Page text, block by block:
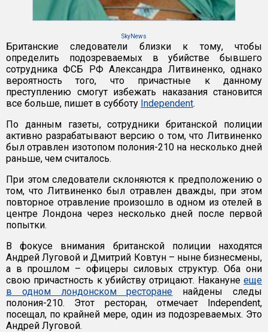
SkyNews
Британские следователи близки к тому, чтобы
определить подозреваемых в убийстве бывшего
сотрудника ФСБ РФ Александра Литвиненко, однако
вероятность того, что причастные к данному
преступлению смогут избежать наказания становится
все больше, пишет в субботу Independent.
По данным газеты, сотрудники британской полиции
активно разрабатывают версию о том, что Литвиненко
был отравлен изотопом полония-210 на несколько дней
раньше, чем считалось.
При этом следователи склоняются к предположению о
том, что Литвиненко был отравлен дважды, при этом
повторное отравление произошло в одном из отелей в
центре Лондона через несколько дней после первой
попытки.
В фокусе внимания британской полиции находятся
Андрей Луговой и Дмитрий Ковтун – ныне бизнесмены,
а в прошлом – офицеры силовых структур. Оба они
свою причастность к убийству отрицают. Накануне еще
в одном лондонском ресторане найдены следы
полония-210. Этот ресторан, отмечает Independent,
посещал, по крайней мере, один из подозреваемых. Это
Андрей Луговой.